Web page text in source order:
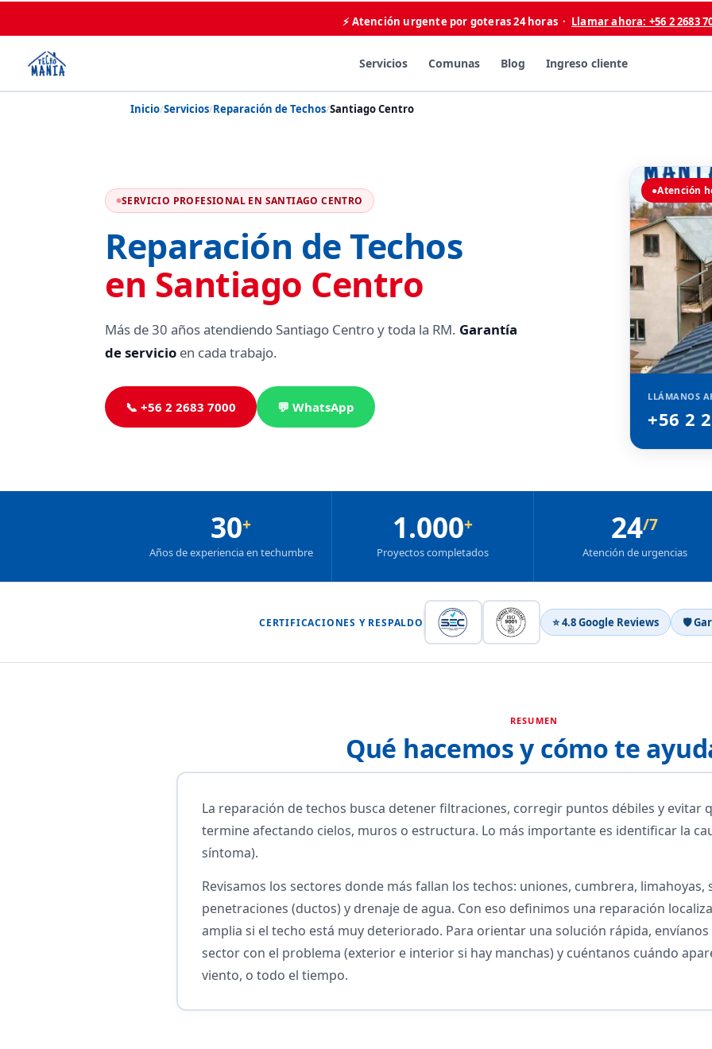
⚡ Atención urgente por goteras 24 horas · Llamar ahora: +56 2 2683
Servicios Comunas Blog Ingreso cliente
Inicio/Servicios/Reparación de Techos/Santiago Centro
SERVICIO PROFESIONAL EN SANTIAGO CENTRO
Reparación de Techos
en Santiago Centro
Más de 30 años atendiendo Santiago Centro y toda la RM. Garantía
de servicio en cada trabajo.
📞 +56 2 2683 7000 💬 WhatsApp
●Atención
LLÁMANOS
+56 2
30+
Años de experiencia en techumbre
1.000+
Proyectos completados
24/7
Atención de urgencias
CERTIFICACIONES Y RESPALDO ⭐ 4.8 Google Reviews 🛡
RESUMEN
Qué hacemos y cómo te
La reparación de techos busca detener filtraciones, corregir puntos débiles y evitar
termine afectando cielos, muros o estructura. Lo más importante es identificar la
síntoma).
Revisamos los sectores donde más fallan los techos: uniones, cumbrera, limahoyas,
penetraciones (ductos) y drenaje de agua. Con eso definimos una reparación
amplia si el techo está muy deteriorado. Para orientar una solución rápida,
sector con el problema (exterior e interior si hay manchas) y cuéntanos cuándo
viento, o todo el tiempo.